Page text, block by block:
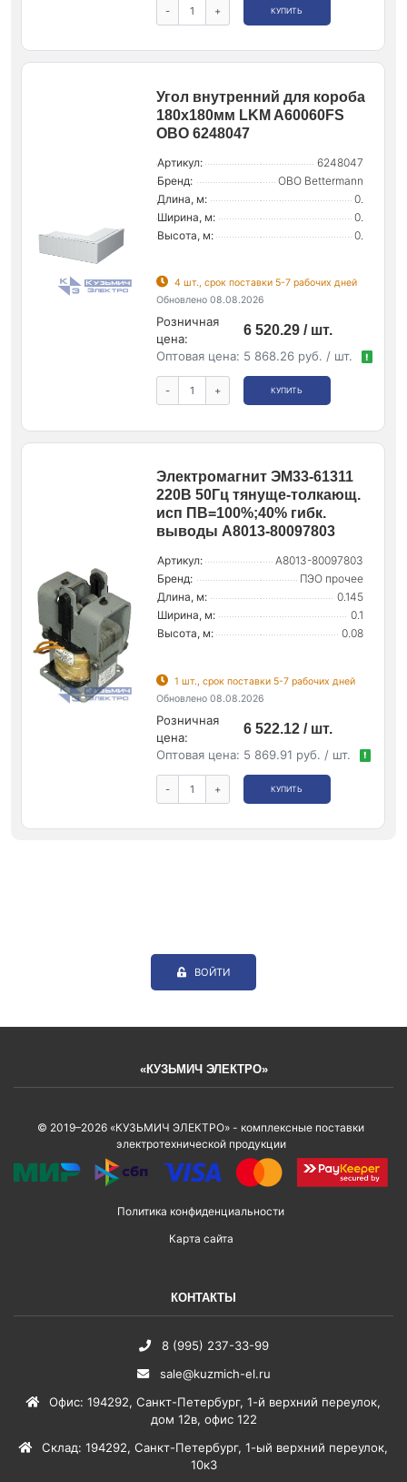
- + КУПИТЬ
Угол внутренний для короба
180х180мм LKM A60060FS
OBO 6248047
Артикул:
6248047
Бренд:
OBO Bettermann
Длина, м:
0.
Ширина, м:
0.
Высота, м:
0.
4 шт., срок поставки 5-7 рабочих дней
Обновлено 08.08.2026
Розничная
цена:
6 520.29 / шт.
Оптовая цена: 5 868.26 руб. / шт. !
- + КУПИТЬ
Электромагнит ЭМ33-61311
220В 50Гц тянуще-толкающ.
исп ПВ=100%;40% гибк.
выводы A8013-80097803
Артикул:
A8013-80097803
Бренд:
ПЭО прочее
Длина, м:
0.145
Ширина, м:
0.1
Высота, м:
0.08
1 шт., срок поставки 5-7 рабочих дней
Обновлено 08.08.2026
Розничная
цена:
6 522.12 / шт.
Оптовая цена: 5 869.91 руб. / шт. !
- + КУПИТЬ
ВОЙТИ
«КУЗЬМИЧ ЭЛЕКТРО»
© 2019–2026 «КУЗЬМИЧ ЭЛЕКТРО» - комплексные поставки
электротехнической продукции
Политика конфиденциальности
Карта сайта
КОНТАКТЫ
8 (995) 237-33-99
sale@kuzmich-el.ru
Офис: 194292, Санкт-Петербург, 1-й верхний переулок,
дом 12в, офис 122
Склад: 194292, Санкт-Петербург, 1-ый верхний переулок,
10к3